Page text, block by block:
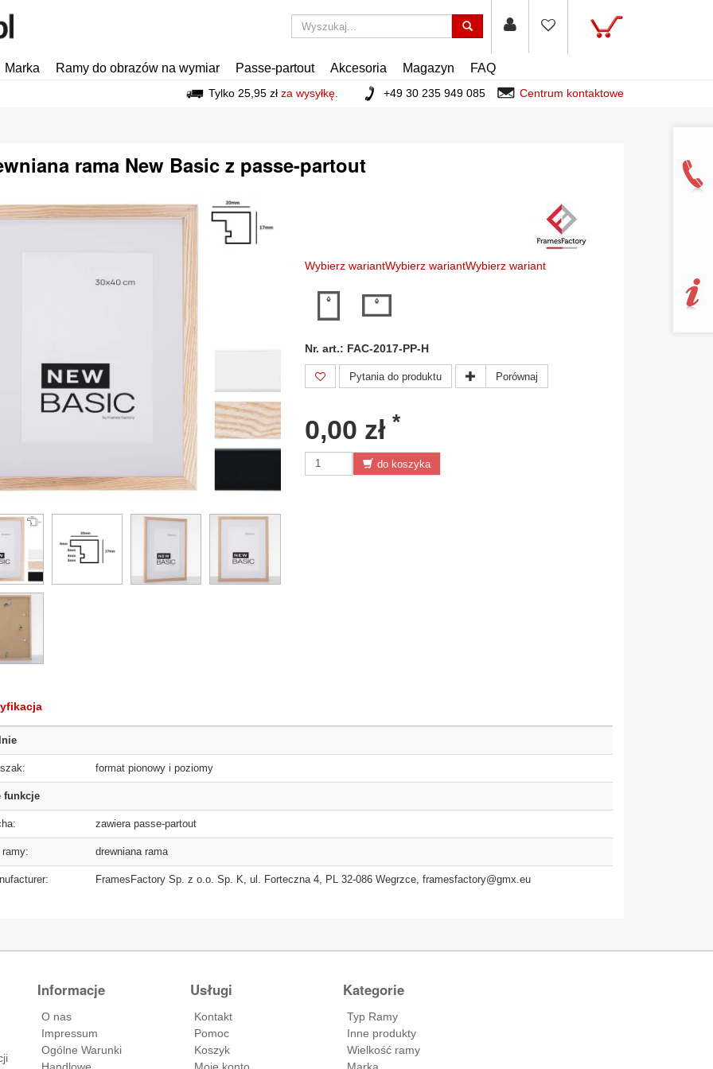
Marka Ramy do obrazów na wymiar Passe-partout Akcesoria Magazyn FAQ
Tylko 25,95 zł za wysyłkę. +49 30 235 949 085 Centrum kontaktowe
rama New Basic z passe-partout
Dalej
Wybierz wariantWybierz wariantWybierz wariant
Nr. art.: FAC-2017-PP-H
Pytania do produktu Porównaj
0,00 zł *
do koszyka
format pionowy i poziomy
funkcje
zawiera passe-partout
drewniana rama
FramesFactory Sp. z o.o. Sp. K, ul. Forteczna 4, PL 32-086 Wegrzce, framesfactory@gmx.eu
Informacje
O nas
Impressum
Ogólne Warunki
Handlowe
Usługi
Kontakt
Pomoc
Koszyk
Moje konto
Kategorie
Typ Ramy
Inne produkty
Wielkość ramy
Marka